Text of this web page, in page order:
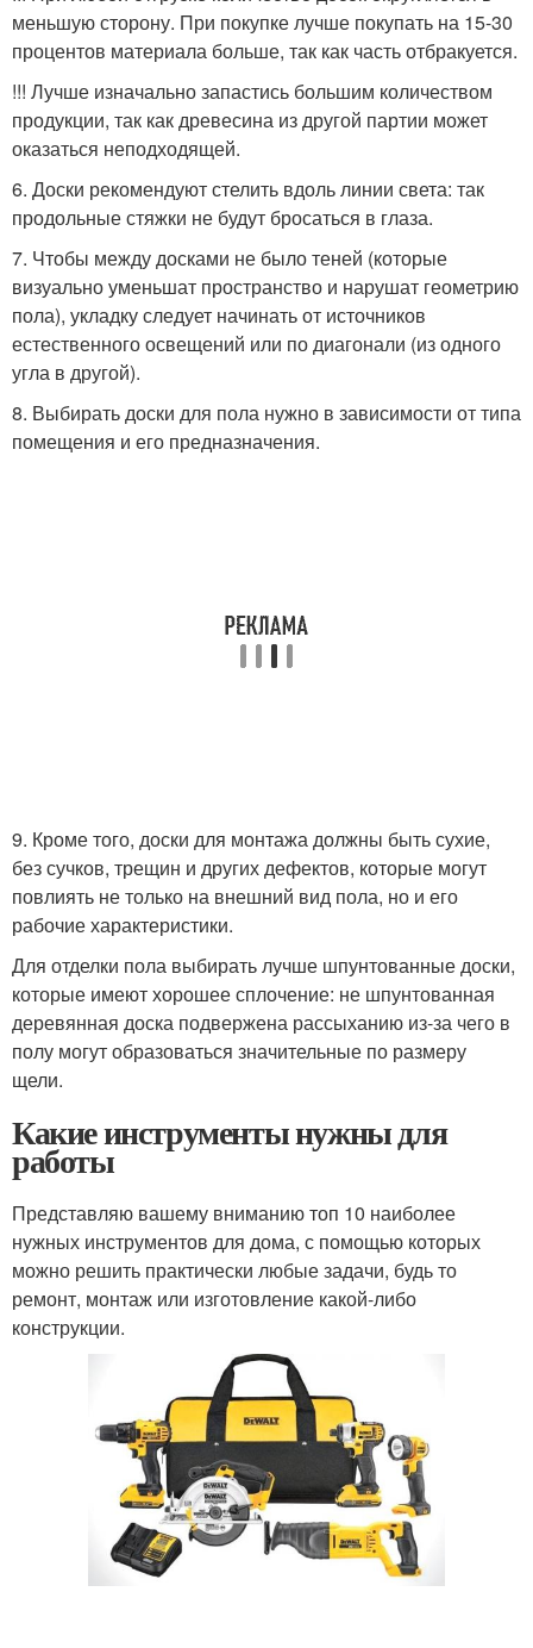
меньшую сторону. При покупке лучше покупать на 15-30
процентов материала больше, так как часть отбракуется.
!!! Лучше изначально запастись большим количеством
продукции, так как древесина из другой партии может
оказаться неподходящей.
6. Доски рекомендуют стелить вдоль линии света: так
продольные стяжки не будут бросаться в глаза.
7. Чтобы между досками не было теней (которые
визуально уменьшат пространство и нарушат геометрию
пола), укладку следует начинать от источников
естественного освещений или по диагонали (из одного
угла в другой).
8. Выбирать доски для пола нужно в зависимости от типа
помещения и его предназначения.
9. Кроме того, доски для монтажа должны быть сухие,
без сучков, трещин и других дефектов, которые могут
повлиять не только на внешний вид пола, но и его
рабочие характеристики.
Для отделки пола выбирать лучше шпунтованные доски,
которые имеют хорошее сплочение: не шпунтованная
деревянная доска подвержена рассыханию из-за чего в
полу могут образоваться значительные по размеру
щели.
Какие инструменты нужны для
работы
Представляю вашему вниманию топ 10 наиболее
нужных инструментов для дома, с помощью которых
можно решить практически любые задачи, будь то
ремонт, монтаж или изготовление какой-либо
конструкции.